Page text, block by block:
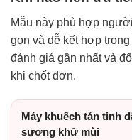
Mẫu này phù hợp
gọn và dễ kết hợp
đánh giá gần nhất và
khi chốt đơn.
Máy khuếch tán tinh
sương khử mùi